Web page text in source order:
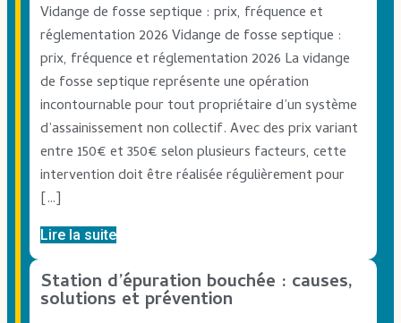
Vidange de fosse septique : prix, fréquence et
réglementation 2026 Vidange de fosse septique :
prix, fréquence et réglementation 2026 La vidange
de fosse septique représente une opération
incontournable pour tout propriétaire d’un système
d’assainissement non collectif. Avec des prix variant
entre 150€ et 350€ selon plusieurs facteurs, cette
intervention doit être réalisée régulièrement pour
[…]
Lire la suite
Station d’épuration bouchée : causes,
solutions et prévention